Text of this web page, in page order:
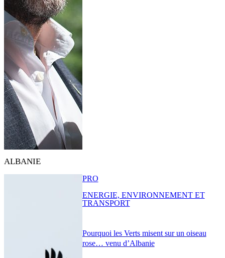
ALBANIE
Pourquoi les Verts misent sur un oiseau
rose… venu d’Albanie
PRO
ENERGIE, ENVIRONNEMENT ET
TRANSPORT